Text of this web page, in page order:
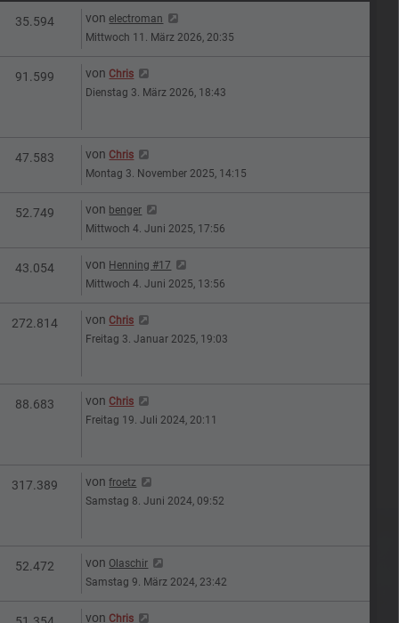
35.594ZugriffeLetzter Beitrag
vonelectroman
Mittwoch 11. März 2026, 20:35
91.599 ZugriffeLetzter Beitrag
von Chris
Dienstag 3. März 2026, 18:43
47.583 ZugriffeLetzter Beitrag
von Chris
Montag 3. November 2025, 14:15
52.749 ZugriffeLetzter Beitrag
von benger
Mittwoch 4. Juni 2025, 17:56
43.054ZugriffeLetzter Beitrag
von Henning #17
Mittwoch 4. Juni 2025, 13:56
272.814ZugriffeLetzter Beitrag
von Chris
Freitag 3. Januar 2025, 19:03
88.683 ZugriffeLetzter Beitrag
von Chris
Freitag 19. Juli 2024, 20:11
317.389 ZugriffeLetzter Beitrag
vonfroetz
Samstag 8. Juni 2024, 09:52
52.472 ZugriffeLetzter Beitrag
von Olaschir
Samstag 9. März 2024, 23:42
ZugriffeLetzter Beitrag
von Chris